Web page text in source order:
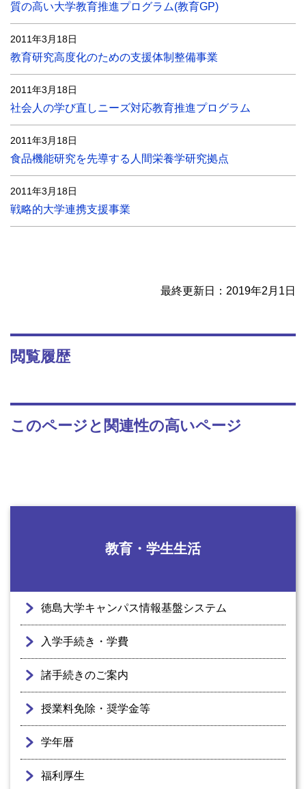
質の高い大学教育推進プログラム(教育GP)
2011年3月18日
教育研究高度化のための支援体制整備事業
2011年3月18日
社会人の学び直しニーズ対応教育推進プログラム
2011年3月18日
食品機能研究を先導する人間栄養学研究拠点
2011年3月18日
戦略的大学連携支援事業
最終更新日：2019年2月1日
閲覧履歴
このページと関連性の高いページ
教育・学生生活
徳島大学キャンパス情報基盤システム
入学手続き・学費
諸手続きのご案内
授業料免除・奨学金等
学年暦
福利厚生